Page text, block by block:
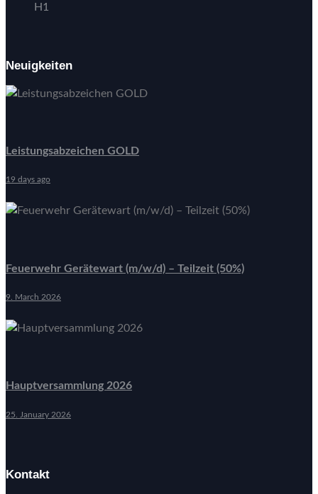
H1
Neuigkeiten
Leistungsabzeichen GOLD
19 days ago
Feuerwehr Gerätewart (m/w/d) – Teilzeit (50%)
9. March 2026
Hauptversammlung 2026
25. January 2026
Kontakt